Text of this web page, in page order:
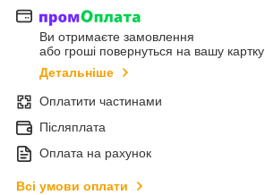
Ви отримаєте замовлення
або гроші повернуться на вашу картку
Детальніше
Оплатити частинами
Післяплата
Оплата на рахунок
Всі умови оплати